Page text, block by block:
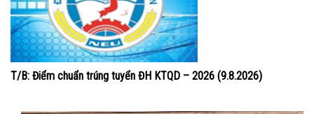
T/B: Điểm chuẩn trúng tuyển ĐH KTQD – 2026 (9.8.2026)